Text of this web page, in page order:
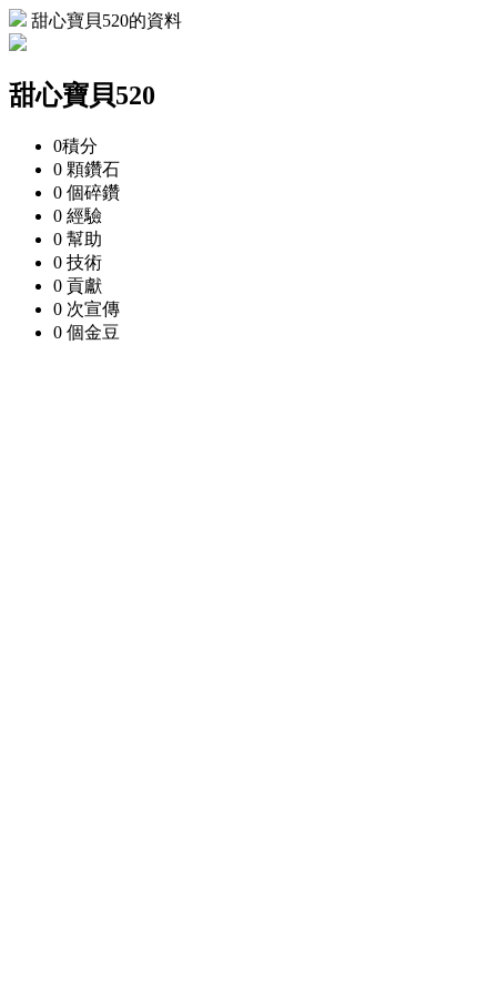
甜心寶貝520的資料
甜心寶貝520
0積分
0 顆鑽石
0 個碎鑽
0 經驗
0 幫助
0 技術
0 貢獻
0 次宣傳
0 個金豆